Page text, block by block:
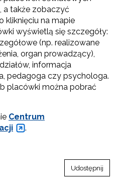
a także zobaczyć
kliknięciu na mapie
wyświetlą się szczegóły:
(np. realizowane
organ prowadzący),
informacja
pedagoga czy psychologa.
placówki można pobrać
Centrum
.
Udostępnij